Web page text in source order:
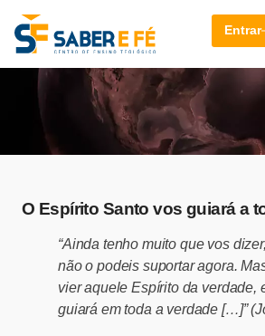
Entrar
O Espírito Santo vos guiará a
“Ainda tenho muito que vos
não o podeis suportar agora.
vier aquele Espírito da verdade,
guiará em toda a verdade […]”